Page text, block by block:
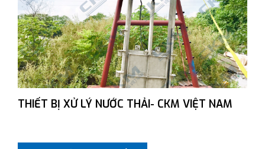
THIẾT BỊ XỬ LÝ NƯỚC THẢI- CKM VIỆT NAM